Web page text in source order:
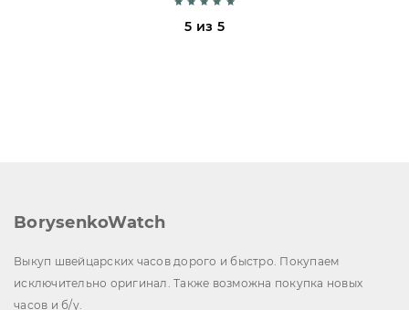
5 из 5
BorysenkoWatch
Выкуп швейцарских часов дорого и быстро. Покупаем
исключительно оригинал. Также возможна покупка новых
часов и б/у.